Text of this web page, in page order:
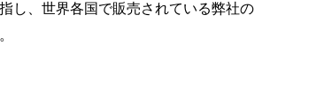
し、世界各国で販売されている弊社の